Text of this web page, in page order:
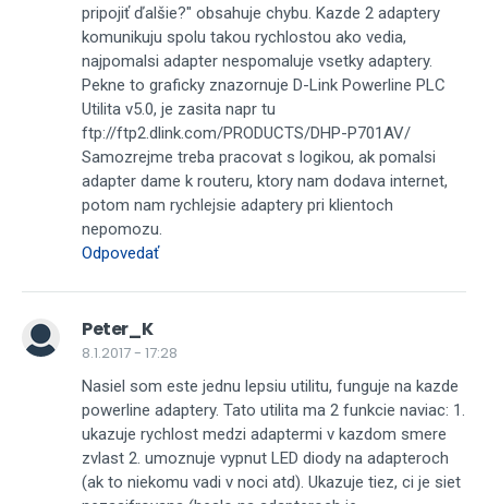
pripojiť ďalšie?" obsahuje chybu. Kazde 2 adaptery
komunikuju spolu takou rychlostou ako vedia,
najpomalsi adapter nespomaluje vsetky adaptery.
Pekne to graficky znazornuje D-Link Powerline PLC
Utilita v5.0, je zasita napr tu
ftp://ftp2.dlink.com/PRODUCTS/DHP-P701AV/
Samozrejme treba pracovat s logikou, ak pomalsi
adapter dame k routeru, ktory nam dodava internet,
potom nam rychlejsie adaptery pri klientoch
nepomozu.
Odpovedať
Peter_K
8.1.2017 - 17:28
Nasiel som este jednu lepsiu utilitu, funguje na kazde
powerline adaptery. Tato utilita ma 2 funkcie naviac: 1.
ukazuje rychlost medzi adaptermi v kazdom smere
zvlast 2. umoznuje vypnut LED diody na adapteroch
(ak to niekomu vadi v noci atd). Ukazuje tiez, ci je siet